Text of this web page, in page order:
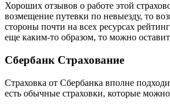
Хороших отзывов о работе этой
возмещение путевки по невыезду, то
стороны почти на всех ресурсах
еще каким-то образом, то можно
Сбербанк Страхование
Страховка от Сбербанка вполне
есть обычные страховки, которые